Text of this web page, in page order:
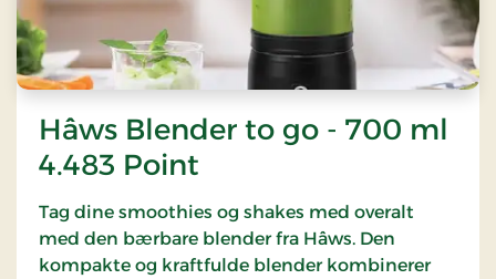
Hâws Blender to go - 700 ml
4.483 Point
Tag dine smoothies og shakes med overalt
med den bærbare blender fra Hâws. Den
kompakte og kraftfulde blender kombinerer